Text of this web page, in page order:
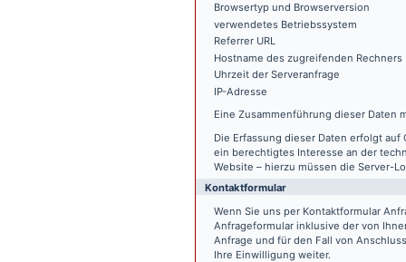
Browsertyp und Browserversion
verwendetes Betriebssystem
Referrer URL
Hostname des zugreifenden Rechners
Uhrzeit der Serveranfrage
IP-Adresse
Eine Zusammenführung dieser Daten
Die Erfassung dieser Daten erfolgt auf
ein berechtigtes Interesse an der
Website – hierzu müssen die Server-
Kontaktformular
Wenn Sie uns per Kontaktformular
Anfrageformular inklusive der von
Anfrage und für den Fall von
Ihre Einwilligung weiter.